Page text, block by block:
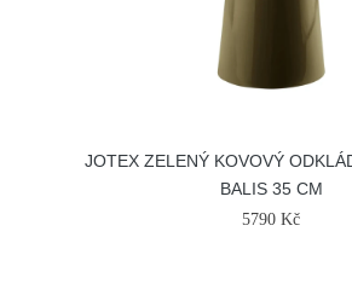
JOTEX ZELENÝ KOVOVÝ
BALIS 35 CM
5790 Kč